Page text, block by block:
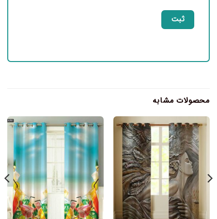
محصولات مشابه